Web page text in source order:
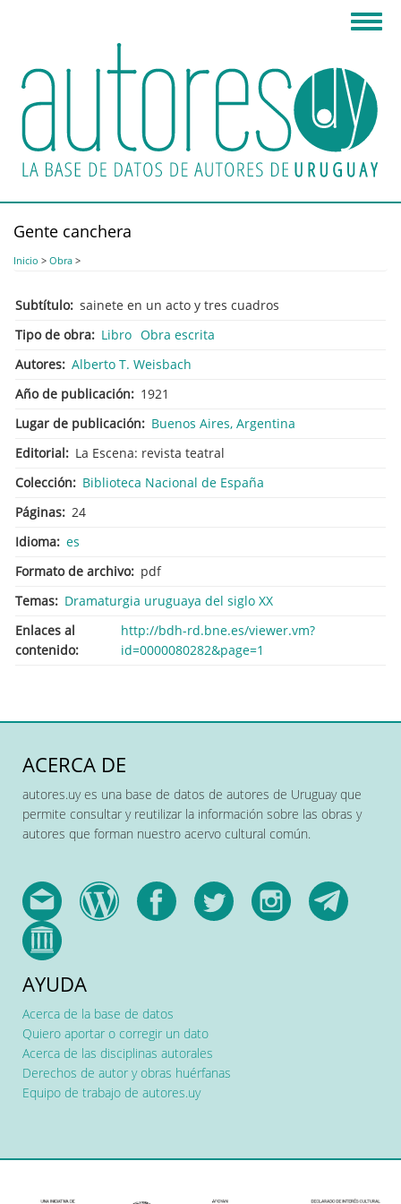
principal
Gente canchera
Inicio > Obra >
Subtítulo sainete en un acto y tres cuadros
Tipo de obra
Libro Obra escrita
Autores Alberto T. Weisbach
Año de publicación
1921
Lugar de publicación
Buenos Aires, Argentina
Editorial
La Escena: revista teatral
Colección
Biblioteca Nacional de España
Páginas
24
Idioma es
Formato de archivo
pdf
Temas
Dramaturgia uruguaya del siglo XX
Enlaces al
contenido
http://bdh-rd.bne.es/viewer.vm?
id=0000080282&page=1
ACERCA DE
autores.uy es una base de datos de autores de Uruguay que
permite consultar y reutilizar la información sobre las obras y
autores que forman nuestro acervo cultural común.
AYUDA
Acerca de la base de datos
Quiero aportar o corregir un dato
Acerca de las disciplinas autorales
Derechos de autor y obras huérfanas
Equipo de trabajo de autores.uy